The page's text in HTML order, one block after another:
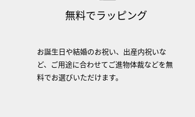
無料でラッピング
お誕生日や結婚のお祝い、出産内祝いな
ど、ご用途に合わせてご進物体裁などを無
料でお選びいただけます。